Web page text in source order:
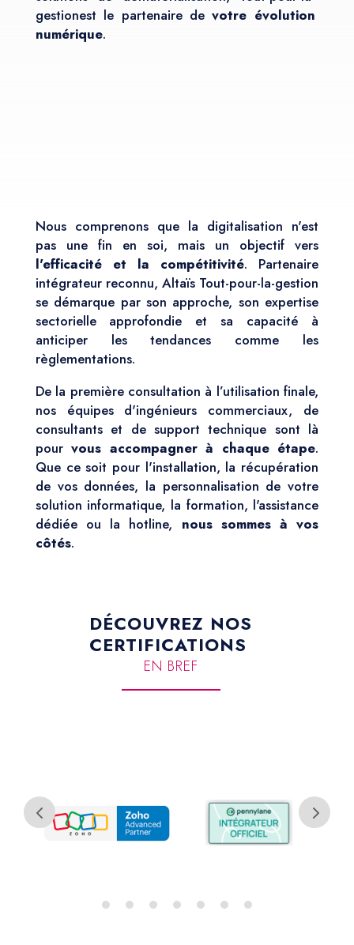
gestionest le partenaire de votre évolution
numérique.
Nous comprenons que la digitalisation n'est
pas une fin en soi, mais un objectif vers
l'efficacité et la compétitivité. Partenaire
intégrateur reconnu, Altaïs Tout-pour-la-gestion
se démarque par son approche, son expertise
sectorielle approfondie et sa capacité à
anticiper les tendances comme les
règlementations.
De la première consultation à l’utilisation finale,
nos équipes d'ingénieurs commerciaux, de
consultants et de support technique sont là
pourvous accompagner à chaque étape.
Que ce soit pour l'installation, la récupération
de vos données, la personnalisation de votre
solution informatique, la formation, l'assistance
dédiée ou la hotline, nous sommes à vos
côtés.
DÉCOUVREZ NOS
CERTIFICATIONS
EN BREF